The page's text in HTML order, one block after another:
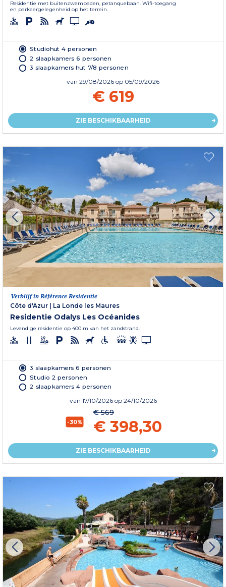
Residentie met buitenzwembaden, petanquebaan. Wifi-toegang
en parkeergelegenheid op het terrein.
Studiohut 4 personen
2 slaapkamers 6 personen
3 slaapkamers hut 7/8 personen
van 29/08/2026 op 05/09/2026
€ 619
ZIE BESCHIKBAARHEID
Verblijf in Référence Residentie
Côte d'Azur
La Londe les Maures
Residentie Odalys Les Océanides
Levendige residentie op 400 m van het zandstrand.
3 slaapkamers 6 personen
Studio 2 personen
2 slaapkamers 4 personen
van 17/10/2026 op 24/10/2026
-30%
€ 569
€ 398,30
ZIE BESCHIKBAARHEID